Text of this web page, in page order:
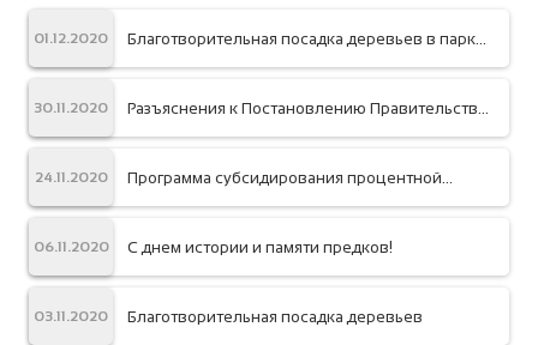
01.12.2020
Благотворительная посадка деревьев в парке
30.11.2020
Разъяснения к Постановлению Правительства
24.11.2020
Программа субсидирования процентной
06.11.2020 С днем истории и памяти предков!
03.11.2020 Благотворительная посадка деревьев